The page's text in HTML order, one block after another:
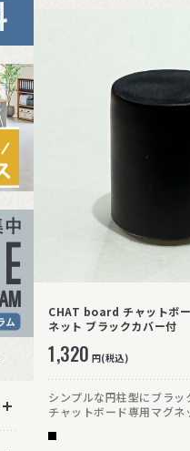
CHAT board チャットボ
ネット ブラックカバー付
1,320 円(税込)
シンプルな円柱型にブラッ
チャットボード専用マグネ
カーを吊り下げることもで